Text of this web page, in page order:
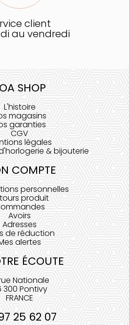
client
au vendredi
SHOP
L'histoire
magasins
garanties
CGV
légales
& bijouterie
COMPTE
personnelles
produit
Avoirs
Adresses
de réduction
alertes
ÉCOUTE
Nationale
300 Pontivy
FRANCE
25 62 07